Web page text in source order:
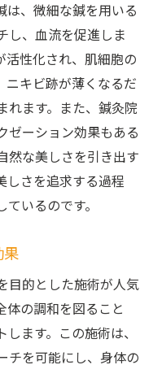
は、微細な鍼を用いる
し、血流を促進しま
活性化され、肌細胞の
ニキビ跡が薄くなるだ
れます。また、鍼灸院
ゼーション効果もある
然な美しさを引き出す
しさを追求する過程
いるのです。
目的とした施術が人気
体の調和を図ること
ます。この施術は、
チを可能にし、身体の